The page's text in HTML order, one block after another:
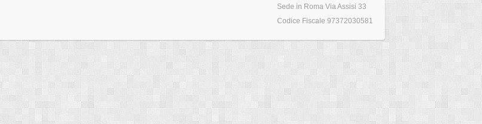
Sede in Roma Via Assisi 33
Codice Fiscale 97372030581